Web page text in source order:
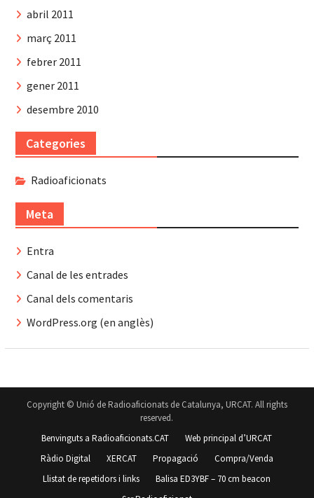
abril 2011
març 2011
febrer 2011
gener 2011
desembre 2010
Categories
Radioaficionats
Meta
Entra
Canal de les entrades
Canal dels comentaris
WordPress.org (en anglès)
Copyright © Unió de Radioaficionats de Catalunya, URCAT. All rights
reserved.
Benvinguts a Radioaficionats.CAT
Web principal d’URCAT
Ràdio Digital
XERCAT Propagació
Compra/Venda
Llistat de repetidors i links
Balisa ED3YBF – 70 cm beacon